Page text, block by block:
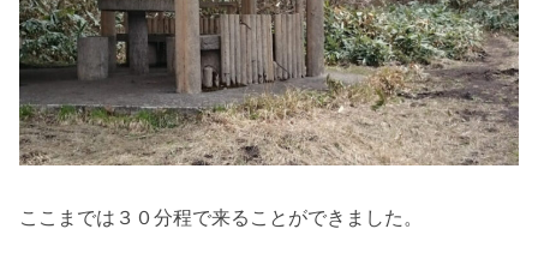
ここまでは３０分程で来ることができました。